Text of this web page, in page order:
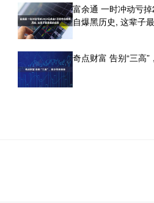
富余通 一时冲动亏
自爆黑历史, 这辈子
奇点财富 告别“三高